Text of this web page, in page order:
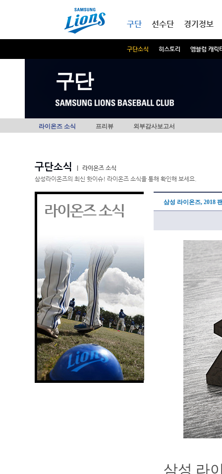
구단
구단소식 히스토리 엠블럼 캐릭
선수단 경기정보
구단
라이온즈 소식 프리뷰 외부감사보고서
구단소식
라이온즈 소식
삼성라이온즈의 최신 핫이슈! 라이온즈 소식을 통해 확인해 보세요.
라이온즈 소식 삼성 라이온즈, 2018
삼성 라